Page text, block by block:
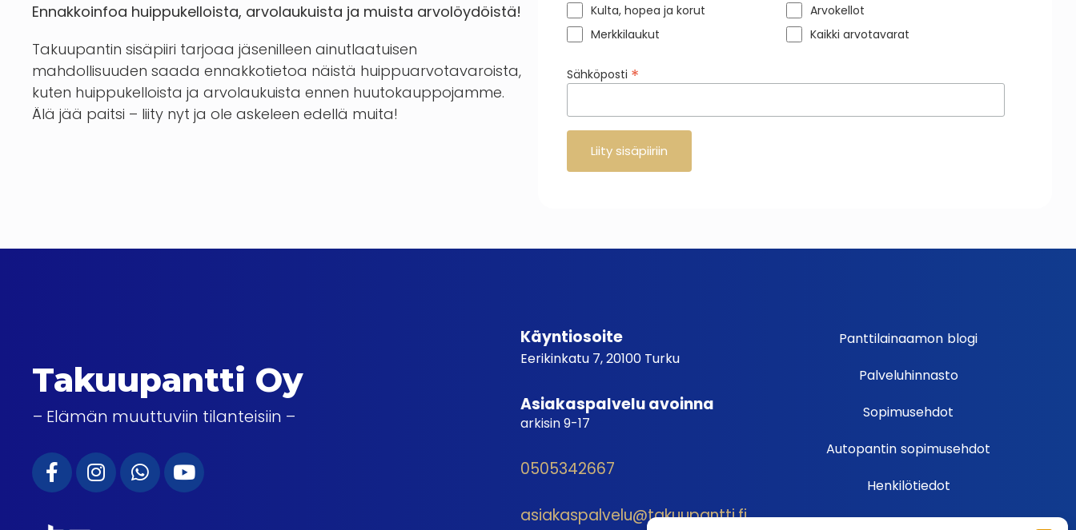
Ennakkoinfoa huippukelloista, arvolaukuista ja muista arvolöydöistä!
Takuupantin sisäpiiri tarjoaa jäsenilleen ainutlaatuisen
mahdollisuuden saada ennakkotietoa näistä huippuarvotavaroista,
kuten huippukelloista ja arvolaukuista ennen huutokauppojamme.
Älä jää paitsi – liity nyt ja ole askeleen edellä muita!
Kulta, hopea ja korut
Arvokellot
Merkkilaukut
Kaikki arvotavarat
Sähköposti *
Takuupantti Oy
– Elämän muuttuviin tilanteisiin –
Käyntiosoite
Eerikinkatu 7, 20100 Turku
Asiakaspalvelu avoinna
arkisin 9-17
0505342667
asiakaspalvelu@takuupantti.fi
Panttilainaamon blogi
Palveluhinnasto
Sopimusehdot
Autopantin sopimusehdot
Henkilötiedot
Ehdot